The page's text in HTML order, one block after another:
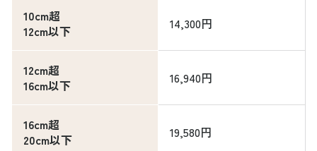
10cm超
12cm以下
14,300円
12cm超
16cm以下
16,940円
16cm超
20cm以下
19,580円